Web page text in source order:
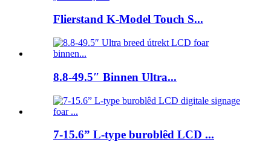
Flierstand K-Model Touch S...
8.8-49.5″ Binnen Ultra...
7-15.6” L-type buroblêd LCD ...